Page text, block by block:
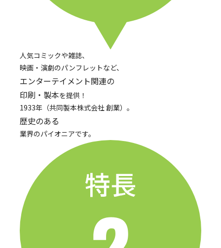
人気コミックや雑誌、
映画・演劇のパンフレットなど、
エンターテイメント関連の
印刷・製本を提供！
1933年（共同製本株式会社 創業）。
歴史のある
業界のパイオニアです。